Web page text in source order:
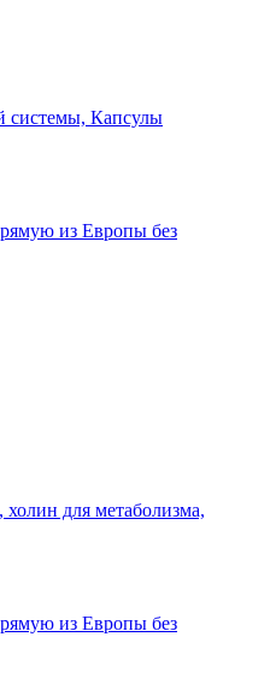
системы, Капсулы
из Европы без
для метаболизма,
из Европы без